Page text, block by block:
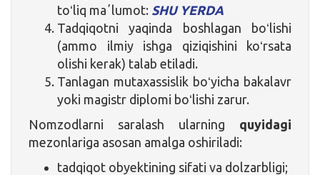
toʻliq maʼlumot: SHU YERDA
Tadqiqotni yaqinda boshlagan boʻlishi
(ammo ilmiy ishga qiziqishini koʻrsata
olishi kerak) talab etiladi.
Tanlagan mutaxassislik boʻyicha bakalavr
yoki magistr diplomi boʻlishi zarur.
Nomzodlarni saralash ularning quyidagi
mezonlariga asosan amalga oshiriladi:
tadqiqot obyektining sifati va dolzarbligi;